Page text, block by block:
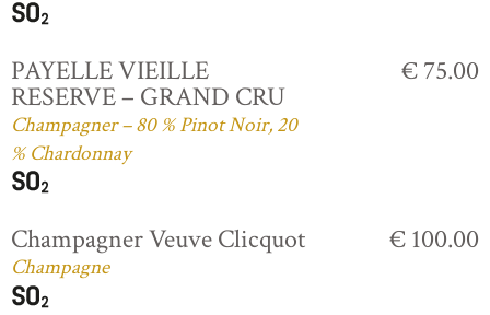
PAYELLE VIEILLE
RESERVE – GRAND CRU
Champagner – 80 % Pinot Noir, 20
% Chardonnay
€ 75.00
Champagner Veuve Clicquot
Champagne
€ 100.00